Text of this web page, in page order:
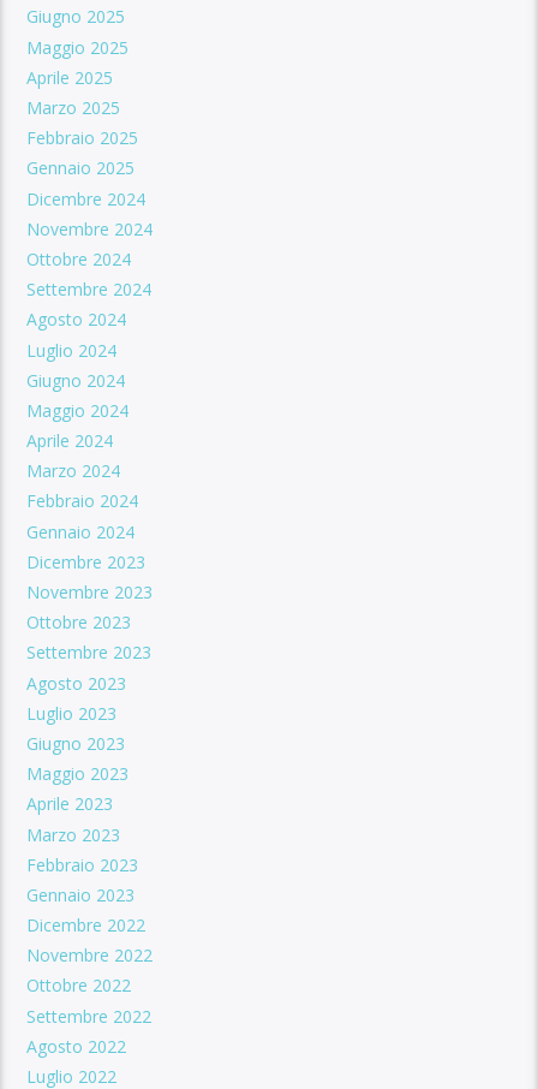
Giugno 2025
Maggio 2025
Aprile 2025
Marzo 2025
Febbraio 2025
Gennaio 2025
Dicembre 2024
Novembre 2024
Ottobre 2024
Settembre 2024
Agosto 2024
Luglio 2024
Giugno 2024
Maggio 2024
Aprile 2024
Marzo 2024
Febbraio 2024
Gennaio 2024
Dicembre 2023
Novembre 2023
Ottobre 2023
Settembre 2023
Agosto 2023
Luglio 2023
Giugno 2023
Maggio 2023
Aprile 2023
Marzo 2023
Febbraio 2023
Gennaio 2023
Dicembre 2022
Novembre 2022
Ottobre 2022
Settembre 2022
Agosto 2022
Luglio 2022